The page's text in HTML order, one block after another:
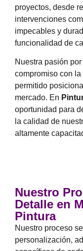
proyectos, desde
intervenciones
impecables y
funcionalidad de
Nuestra pasión
compromiso con
permitido
mercado. En
oportunidad para
la calidad de
altamente
Nuestro
Detalle en
Pintura
Nuestro proceso
personalización,